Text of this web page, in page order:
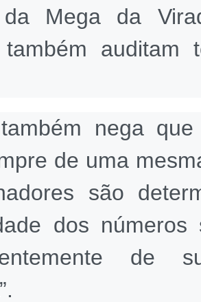
Mega da
também
nega
de uma
são
dos números
de